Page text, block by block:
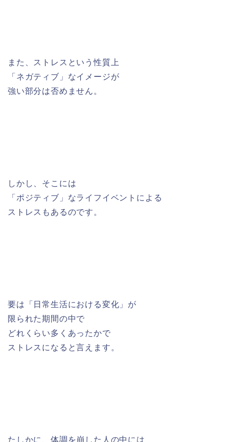
また、ストレスという性質上
「ネガティブ」なイメージが
強い部分は否めません。
しかし、そこには
「ポジティブ」なライフイベントによる
ストレスもあるのです。
要は「日常生活における変化」が
限られた期間の中で
どれくらい多くあったかで
ストレスになると言えます。
たしかに、体調を崩した人の中には